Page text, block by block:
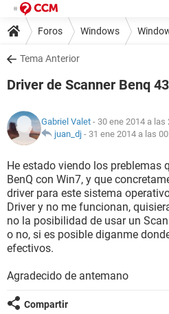
Foros Windows
Tema Anterior
Driver de Scanner Benq
Gabriel Valet - 30 ene 2014 a las
juan_dj - 31 ene 2014 a las
He estado viendo los preblemas
BenQ con Win7, y que
driver para este sistema
Driver y no me funcionan,
no la posibilidad de usar un
o no, si es posible diganme
efectivos.
Agradecido de antemano
Compartir